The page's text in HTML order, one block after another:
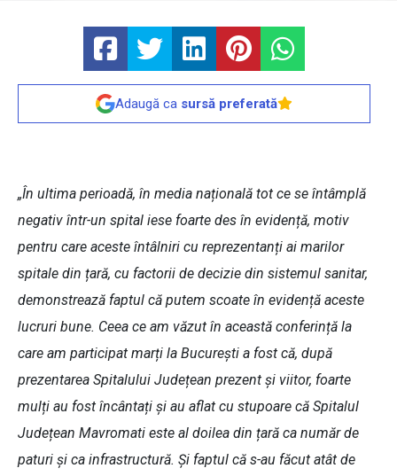
Adaugă ca sursă preferată
„În ultima perioadă, în media națională tot ce se întâmplă
negativ într-un spital iese foarte des în evidență, motiv
pentru care aceste întâlniri cu reprezentanți ai marilor
spitale din țară, cu factorii de decizie din sistemul sanitar,
demonstrează faptul că putem scoate în evidență aceste
lucruri bune. Ceea ce am văzut în această conferință la
care am participat marți la București a fost că, după
prezentarea Spitalului Județean prezent și viitor, foarte
mulți au fost încântați și au aflat cu stupoare că Spitalul
Județean Mavromati este al doilea din țară ca număr de
paturi și ca infrastructură. Și faptul că s-au făcut atât de